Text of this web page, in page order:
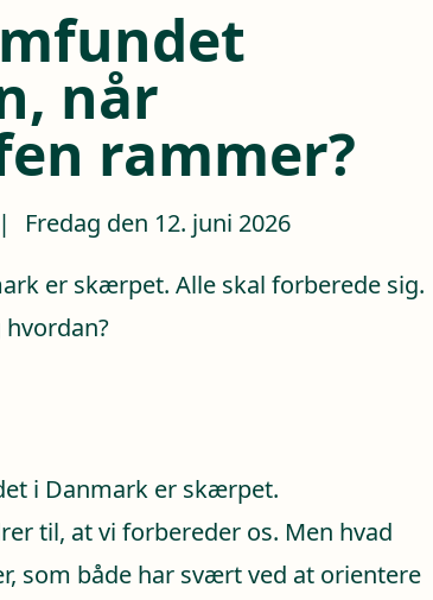
når
rammer?
|
Fredag den 12. juni 2026
er skærpet. Alle skal forberede sig.
i Danmark er skærpet.
til, at vi forbereder os. Men hvad
som både har svært ved at orientere